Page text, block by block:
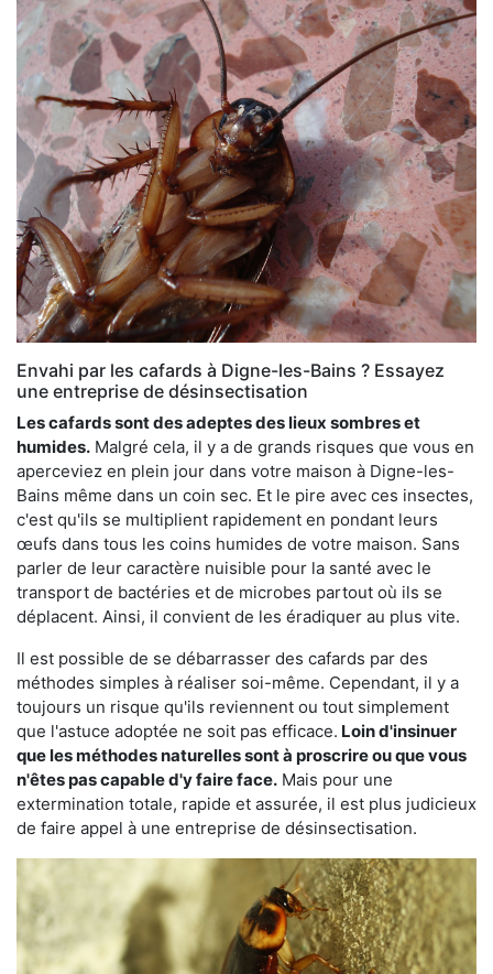
Envahi par les cafards à Digne-les-Bains ? Essayez
une entreprise de désinsectisation
Les cafards sont des adeptes des lieux sombres et
humides. Malgré cela, il y a de grands risques que vous en
aperceviez en plein jour dans votre maison à Digne-les-
Bains même dans un coin sec. Et le pire avec ces insectes,
c'est qu'ils se multiplient rapidement en pondant leurs
œufs dans tous les coins humides de votre maison. Sans
parler de leur caractère nuisible pour la santé avec le
transport de bactéries et de microbes partout où ils se
déplacent. Ainsi, il convient de les éradiquer au plus vite.
Il est possible de se débarrasser des cafards par des
méthodes simples à réaliser soi-même. Cependant, il y a
toujours un risque qu'ils reviennent ou tout simplement
que l'astuce adoptée ne soit pas efficace. Loin d'insinuer
que les méthodes naturelles sont à proscrire ou que vous
n'êtes pas capable d'y faire face. Mais pour une
extermination totale, rapide et assurée, il est plus judicieux
de faire appel à une entreprise de désinsectisation.